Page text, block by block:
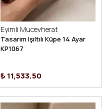
Eyimli Mucevherat
Tasarım Işıltılı Küpe 14 Ayar
KP1067
₺ 11,533.50